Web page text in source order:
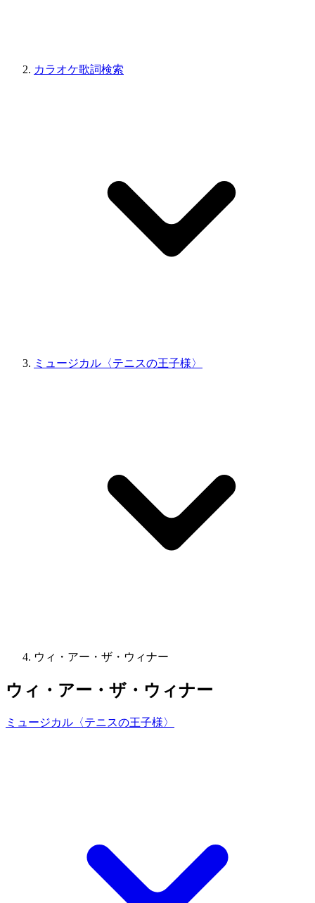
カラオケ歌詞検索
ミュージカル〈テニスの王子様〉
ウィ・アー・ザ・ウィナー
ウィ・アー・ザ・ウィナー
ミュージカル〈テニスの王子様〉